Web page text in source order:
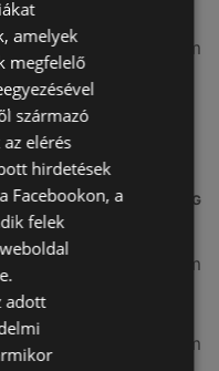
75,33 km
a közelben
TÁVOLSÁG
3,26 km
3,26 km
amelyek
megfelelő
származó
elérés
hirdetések
Facebookon, a
felek
adott